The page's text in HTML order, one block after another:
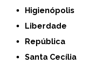
Higienópolis
Liberdade
República
Santa Cecília